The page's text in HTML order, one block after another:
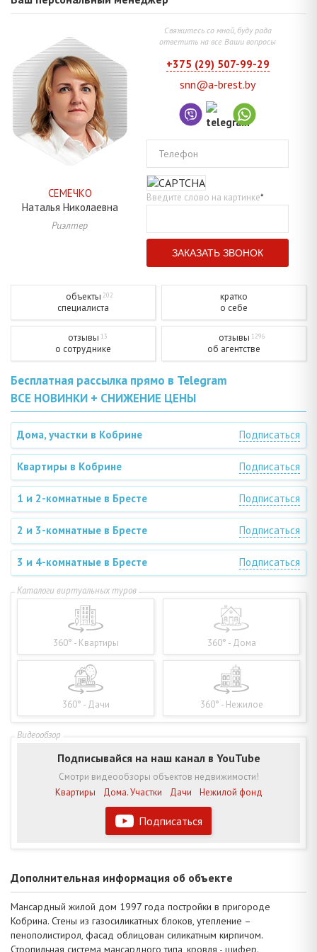
СЕМЕЧКО
Наталья Николаевна
Риэлтер
Свяжитесь со мной, буду рада
ответить на все Ваши вопросы
+375 (29) 507-99-29
snn@a-brest.by
Телефон
Введите слово на картинке*
объекты 202
специалиста
кратко
о себе
отзывы 13
о сотруднике
отзывы 1296
об агентстве
Бесплатная рассылка прямо в Telegram
ВСЕ НОВИНКИ + СНИЖЕНИЕ ЦЕНЫ
Дома, участки в Кобрине Подписаться
Квартиры в Кобрине Подписаться
1 и 2-комнатные в Бресте Подписаться
2 и 3-комнатные в Бресте Подписаться
3 и 4-комнатные в Бресте Подписаться
360° - Квартиры 360° - Дома
360° - Дачи 360° - Нежилое
Подписаться
Подписывайся на наш канал в YouTube
Смотри видеообзоры объектов недвижимости!
Квартиры
Дома. Участки Дачи Нежилой фонд
Дополнительная информация об объекте
Мансардный жилой дом 1997 года постройки в пригороде
Кобрина. Стены из газосиликатных блоков, утепление –
пенополистирол, фасад облицован силикатным кирпичом.
Стропильная система мансардного типа, кровля - шифер.